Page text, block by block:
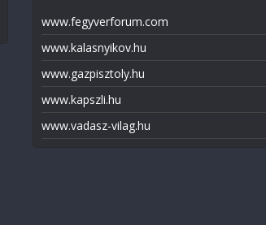
www.fegyverforum.com
www.kalasnyikov.hu
www.gazpisztoly.hu
www.kapszli.hu
www.vadasz-vilag.hu